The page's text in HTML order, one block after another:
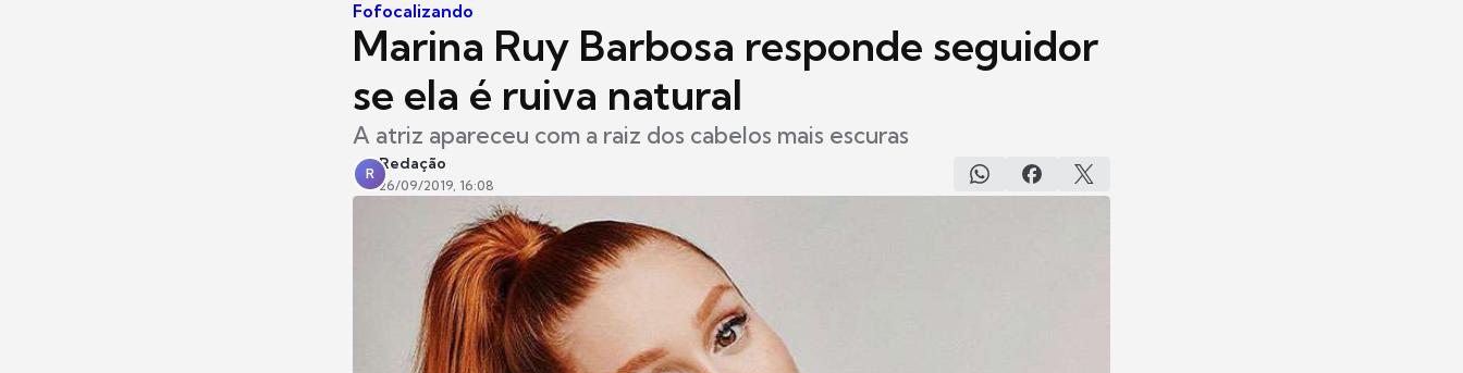
Fofocalizando
Marina Ruy Barbosa responde seguidor
se ela é ruiva natural
A atriz apareceu com a raiz dos cabelos mais escuras
R
Redação
26/09/2019, 16:08